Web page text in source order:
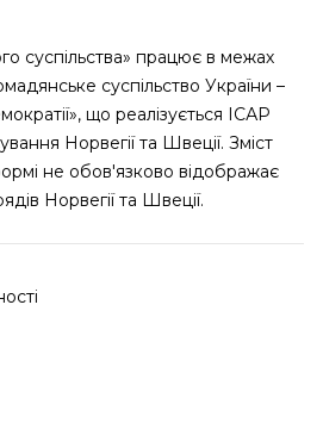
суспільства» працює в межах
суспільство України –
що реалізується ІСАР
Норвегії та Швеції. Зміст
не обов'язково відображає
Норвегії та Швеції.